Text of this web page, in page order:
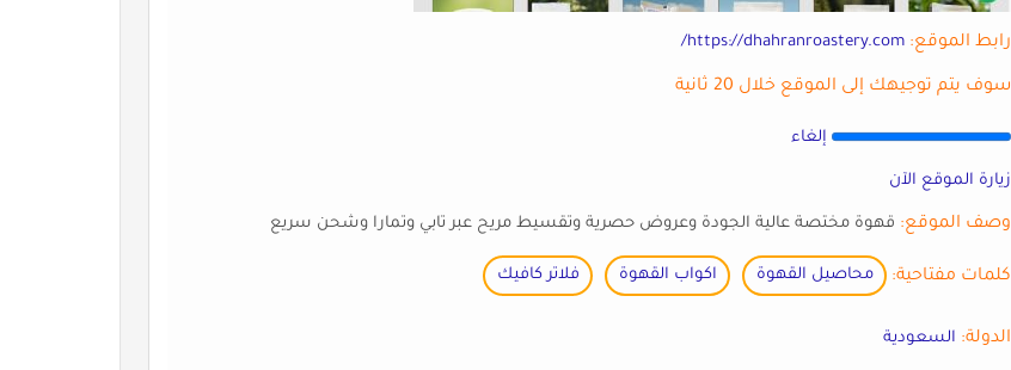
رابط الموقع: https://dhahranroastery.com/
سوف يتم توجيهك إلى الموقع خلال 20 ثانية
إلغاء
زيارة الموقع الآن
وصف الموقع: قهوة مختصة عالية الجودة وعروض حصرية وتقسيط مريح عبر تابي وتمارا وشحن سريع
كلمات مفتاحية: محاصيل القهوة اكواب القهوة فلاتر كافيك
الدولة: السعودية